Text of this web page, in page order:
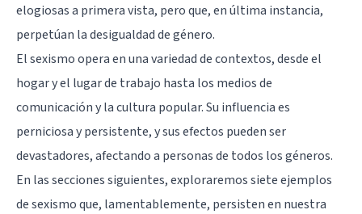
elogiosas a primera vista, pero que, en última instancia,
perpetúan la desigualdad de género.
El sexismo opera en una variedad de contextos, desde el
hogar y el lugar de trabajo hasta los medios de
comunicación y la cultura popular. Su influencia es
perniciosa y persistente, y sus efectos pueden ser
devastadores, afectando a personas de todos los géneros.
En las secciones siguientes, exploraremos siete ejemplos
de sexismo que, lamentablemente, persisten en nuestra